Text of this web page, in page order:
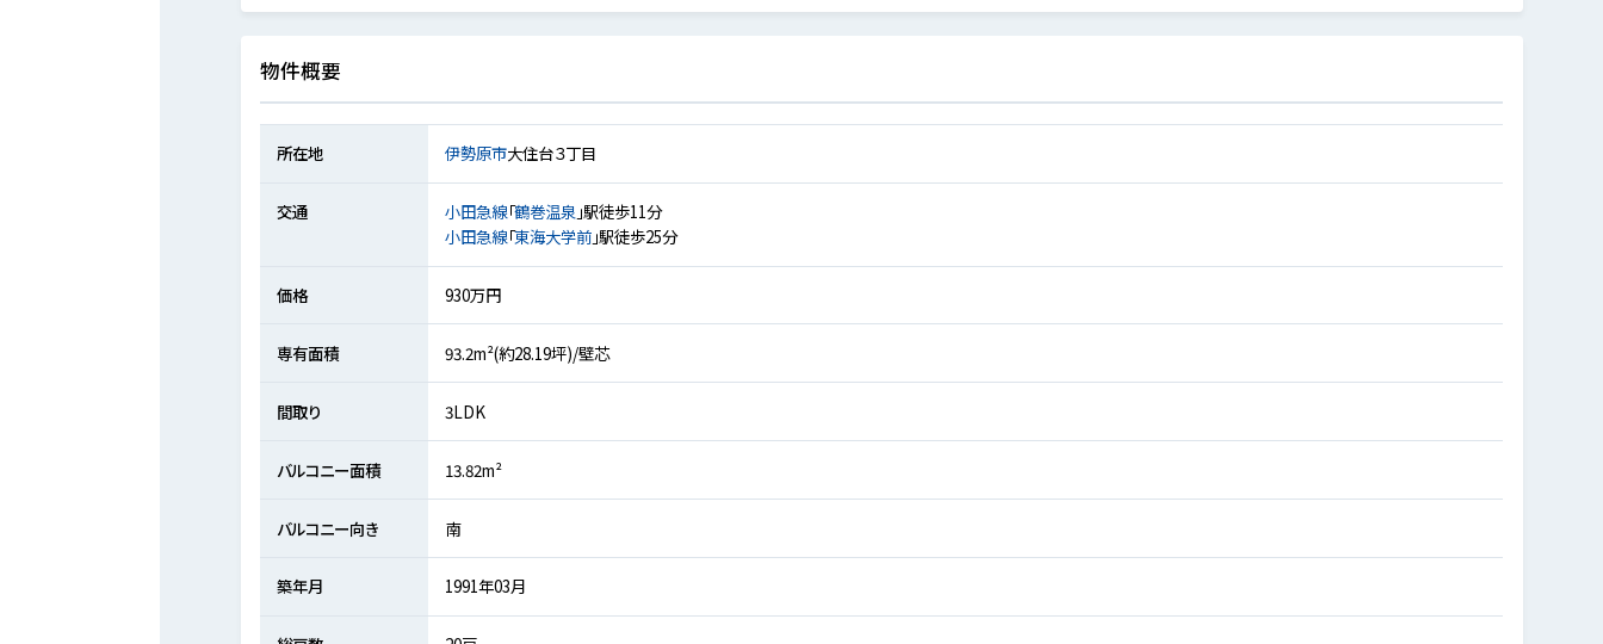
物件概要
所在地 伊勢原市大住台３丁目
交通 小田急線「鶴巻温泉」駅徒歩11分
小田急線「東海大学前」駅徒歩25分
価格 930万円
専有面積 93.2m²(約28.19坪)/壁芯
間取り 3LDK
バルコニー面積 13.82m²
バルコニー向き 南
築年月 1991年03月